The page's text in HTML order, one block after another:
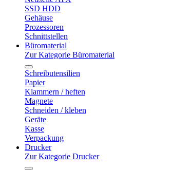
SSD HDD
Gehäuse
Prozessoren
Schnittstellen
Büromaterial
Zur Kategorie Büromaterial
Schreibutensilien
Papier
Klammern / heften
Magnete
Schneiden / kleben
Geräte
Kasse
Verpackung
Drucker
Zur Kategorie Drucker